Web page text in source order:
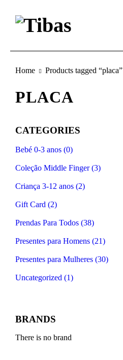
Home Products tagged “placa”
PLACA
CATEGORIES
Bebé 0-3 anos (0)
Coleção Middle Finger (3)
Criança 3-12 anos (2)
Gift Card (2)
Prendas Para Todos (38)
Presentes para Homens (21)
Presentes para Mulheres (30)
Uncategorized (1)
BRANDS
There is no brand